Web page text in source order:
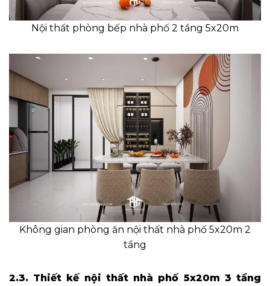
Nội thất phòng bếp nhà phố 2 tầng 5x20m
Không gian phòng ăn nội thất nhà phố 5x20m 2
tầng
2.3. Thiết kế nội thất nhà phố 5x20m 3 tầng